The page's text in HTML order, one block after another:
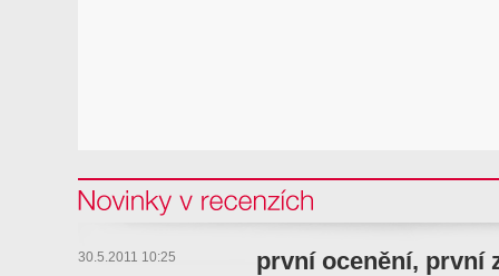
Novinky v recenzi
30.5.2011 10:25
první ocenění, první